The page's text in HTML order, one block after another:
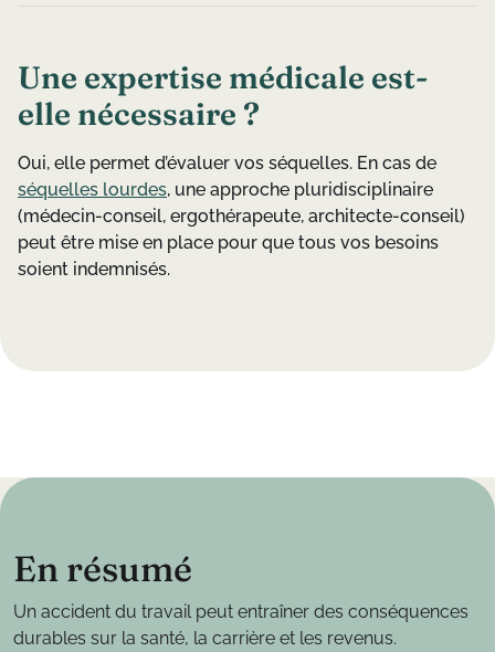
Une expertise médicale est-
elle nécessaire ?
Oui, elle permet d’évaluer vos séquelles. En cas de
séquelles lourdes, une approche pluridisciplinaire
(médecin-conseil, ergothérapeute, architecte-conseil)
peut être mise en place pour que tous vos besoins
soient indemnisés.
En résumé
Un accident du travail peut entraîner des conséquences
durables sur la santé, la carrière et les revenus.